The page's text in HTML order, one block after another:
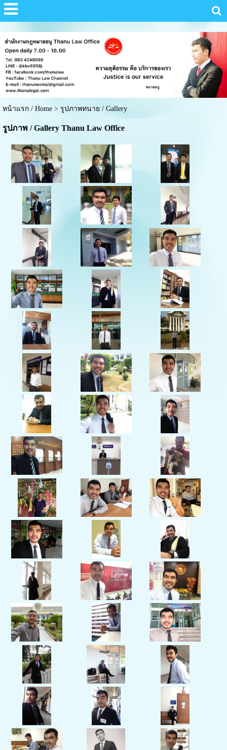
หน้าแรก / Home> รูปภาพทนาย / Gallery
รูปภาพ / Gallery Thanu Law Office